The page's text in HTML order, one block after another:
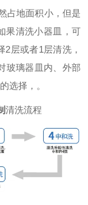
占地面积小，但是
果清洗小器皿，可
层或者1层清洗，
玻璃器皿内、外部
选择，。
清洗流程